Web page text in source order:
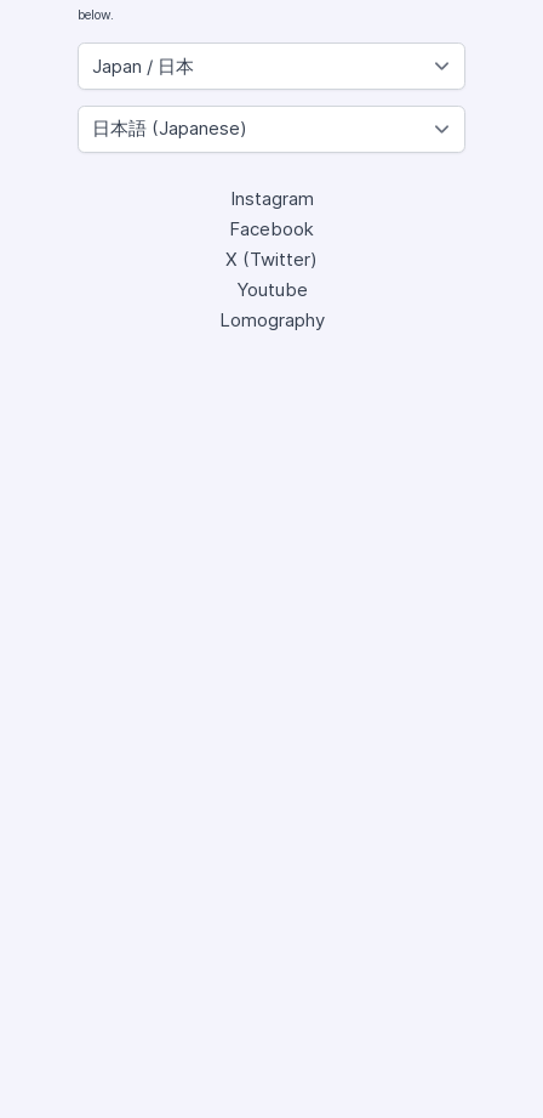
below.
Instagram
Facebook
X (Twitter)
Youtube
Lomography